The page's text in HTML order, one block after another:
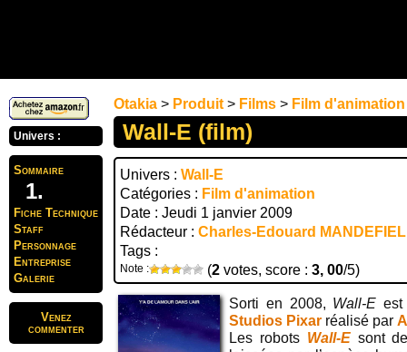
Univers :
Sommaire
Fiche Technique
Staff
Personnage
Entreprise
Galerie
Venez
commenter
Otakia > Produit > Films > Film d'animation
Wall-E (film)
Univers : Wall-E
Catégories : Film d'animation
Date : Jeudi 1 janvier 2009
Rédacteur : Charles-Edouard
Tags :
Note : (2 votes, score : 3, 00/5)
Sorti en 2008, Wall-Eest
Studios Pixar réalisé par
Les robots Wall-Esont